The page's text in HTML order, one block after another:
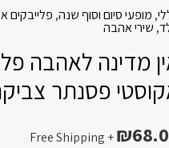
, מופעי סיום וסוף שנה, פלייבקים
,שירי אהבה
מדינה לאהבה
פסנתר
₪
+ Free Shipping